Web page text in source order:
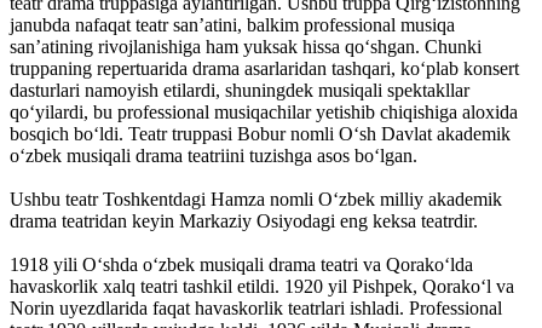
janubda nafaqat teatr sanʼatini, balkim professional musiqa
sanʼatining rivojlanishiga ham yuksak hissa qoʻshgan. Chunki
truppaning repertuarida drama asarlaridan tashqari, koʻplab konsert
dasturlari namoyish etilardi, shuningdek musiqali spektakllar
qoʻyilardi, bu professional musiqachilar yetishib chiqishiga aloxida
bosqich boʻldi. Teatr truppasi Bobur nomli Oʻsh Davlat akademik
oʻzbek musiqali drama teatriini tuzishga asos boʻlgan.
Ushbu teatr Toshkentdagi Hamza nomli Oʻzbek milliy akademik
drama teatridan keyin Markaziy Osiyodagi eng keksa teatrdir.
1918 yili Oʻshda oʻzbek musiqali drama teatri va Qorakoʻlda
havaskorlik xalq teatri tashkil etildi. 1920 yil Pishpek, Qorakoʻl va
Norin uyezdlarida faqat havaskorlik teatrlari ishladi. Professional